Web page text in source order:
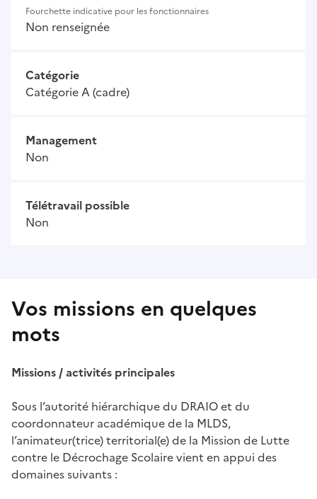
Fourchette indicative pour les fonctionnaires
Non renseignée
Catégorie
Catégorie A (cadre)
Management
Non
Télétravail possible
Non
Vos missions en quelques
mots
Missions / activités principales
Sous l’autorité hiérarchique du DRAIO et du
coordonnateur académique de la MLDS,
l’animateur(trice) territorial(e) de la Mission de Lutte
contre le Décrochage Scolaire vient en appui des
domaines suivants :